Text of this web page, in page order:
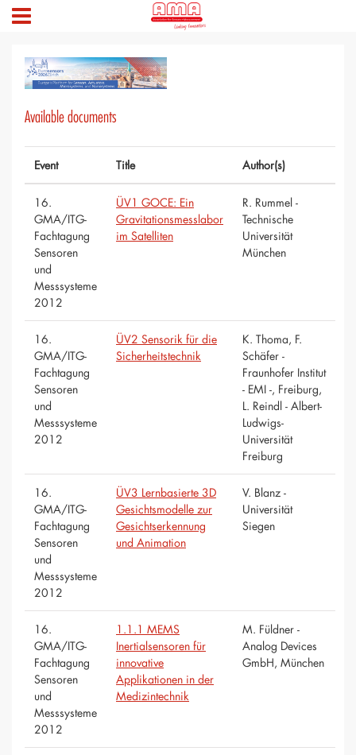
Available documents
Event Title Author(s)
16.
GMA/ITG-
Fachtagung
Sensoren
und
Messsysteme
2012
ÜV1 GOCE: Ein
Gravitationsmesslabor
im Satelliten
R. Rummel -
Technische
Universität
München
16.
GMA/ITG-
Fachtagung
Sensoren
und
Messsysteme
2012
ÜV2 Sensorik für die
Sicherheitstechnik
K. Thoma, F.
Schäfer -
Fraunhofer Institut
- EMI -, Freiburg,
L. Reindl - Albert-
Ludwigs-
Universität
Freiburg
16.
GMA/ITG-
Fachtagung
Sensoren
und
Messsysteme
2012
ÜV3 Lernbasierte 3D
Gesichtsmodelle zur
Gesichtserkennung
und Animation
V. Blanz -
Universität
Siegen
16.
GMA/ITG-
Fachtagung
Sensoren
und
Messsysteme
2012
1.1.1 MEMS
Inertialsensoren für
innovative
Applikationen in der
Medizintechnik
M. Füldner -
Analog Devices
GmbH, München